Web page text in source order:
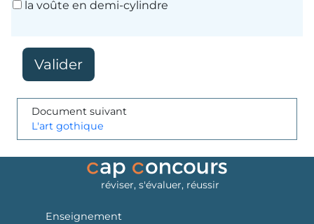
la voûte en demi-cylindre
Document suivant
L'art gothique
réviser, s'évaluer, réussir
Enseignement